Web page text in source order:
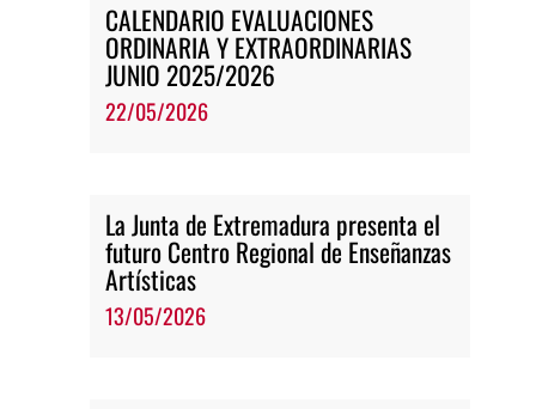
CALENDARIO EVALUACIONES
ORDINARIA Y EXTRAORDINARIAS
JUNIO 2025/2026
22/05/2026
La Junta de Extremadura presenta el
futuro Centro Regional de Enseñanzas
Artísticas
13/05/2026